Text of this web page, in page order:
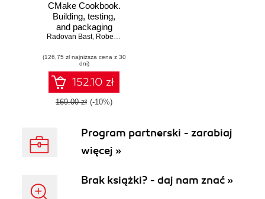
CMake Cookbook.
Building, testing,
and packaging
modular software
CMake
Radovan Bast, Roberto Di Remigio
(126,75 zł najniższa cena z 30
dni)
152.10 zł
169.00 zł (-10%)
Program partnerski - zarabiaj
więcej »
Brak książki? - daj nam znać »